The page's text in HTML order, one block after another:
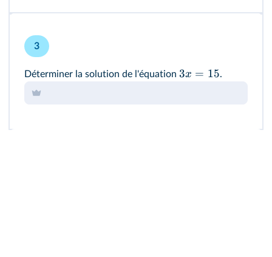
3
Déterminer la solution de l'équation 3x = 15.